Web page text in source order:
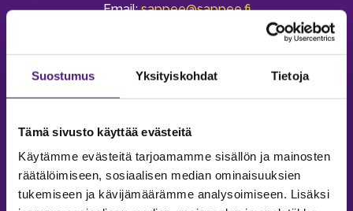
Suostumus Yksityiskohdat Tietoja
Tämä sivusto käyttää evästeitä
Käytämme evästeitä tarjoamamme sisällön ja mainosten
räätälöimiseen, sosiaalisen median ominaisuuksien
tukemiseen ja kävijämäärämme analysoimiseen. Lisäksi
Email:sappee@sappee.fi